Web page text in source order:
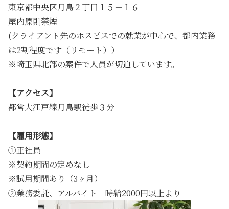
東京都中央区月島２丁目１５－１６
屋内原則禁煙
(クライアント先のホスピスでの就業が中心で、都内業務
は2割程度です（リモート））
※埼玉県北部の案件で人員が切迫しています。
【アクセス】
都営大江戸線月島駅徒歩３分
【雇用形態】
①正社員
※契約期間の定めなし
※試用期間あり（3ヶ月）
②業務委託、アルバイト 時給2000円以上より